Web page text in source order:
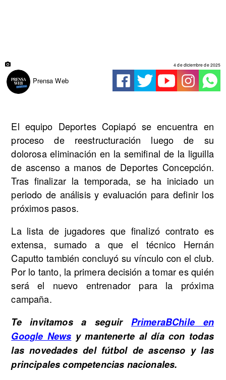
Prensa Web
4 de diciembre de 2025
El equipo Deportes Copiapó se encuentra en
proceso de reestructuración luego de su
dolorosa eliminación en la semifinal de la liguilla
de ascenso a manos de Deportes Concepción.
Tras finalizar la temporada, se ha iniciado un
periodo de análisis y evaluación para definir los
próximos pasos.
La lista de jugadores que finalizó contrato es
extensa, sumado a que el técnico Hernán
Caputto también concluyó su vínculo con el club.
Por lo tanto, la primera decisión a tomar es quién
será el nuevo entrenador para la próxima
campaña.
Te invitamos a seguir PrimeraBChile en
Google News y mantenerte al día con todas
las novedades del fútbol de ascenso y las
principales competencias nacionales.